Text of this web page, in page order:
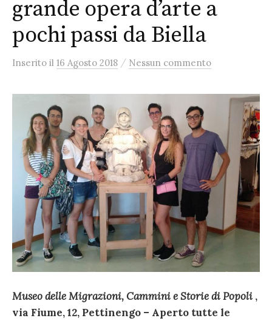
grande opera d’arte a
pochi passi da Biella
Inserito il 16 Agosto 2018 / Nessun commento
Museo delle Migrazioni, Cammini e Storie di Popoli ,
via Fiume, 12, Pettinengo – Aperto tutte le